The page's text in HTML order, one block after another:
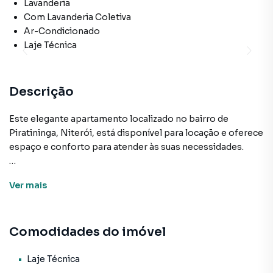
Lavanderia
Com Lavanderia Coletiva
Ar-Condicionado
Laje Técnica
Descrição
Este elegante apartamento localizado no bairro de
Piratininga, Niterói, está disponível para locação e oferece
espaço e conforto para atender às suas necessidades.
layout funcional e aconchegante. O imóvel está
não seja mobiliado, o espaço é versátil e permite que você
Possui ampla varanda gourmet com vista para a lagoa de
Ver mais
Comodidades do imóvel
Laje Técnica